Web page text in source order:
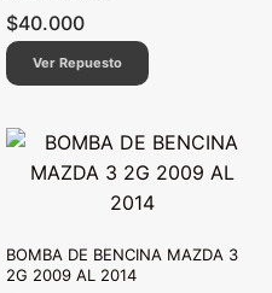
$40.000
Ver Repuesto
BOMBA DE BENCINA MAZDA 3
2G 2009 AL 2014